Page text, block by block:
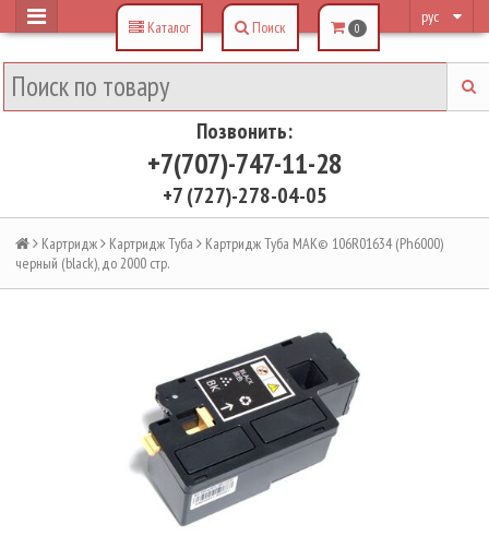
рус
Позвонить:
+7(707)-747-11-28
+7 (727)-278-04-05
Каталог Поиск 0
Картридж Картридж Туба
Картридж Туба MAK© 106R01634 (Ph6000)
черный (black), до 2000 стр.